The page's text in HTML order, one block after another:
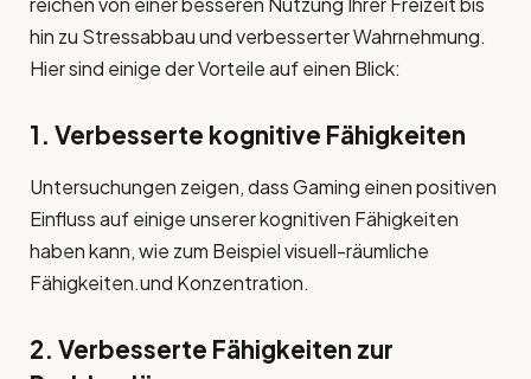
hin zu Stressabbau und verbesserter Wahrnehmung.
Hier sind einige der Vorteile auf einen Blick:
1. Verbesserte kognitive Fähigkeiten
Untersuchungen zeigen, dass Gaming einen positiven
Einfluss auf einige unserer kognitiven Fähigkeiten
haben kann, wie zum Beispiel visuell-räumliche
Fähigkeiten.und Konzentration.
2. Verbesserte Fähigkeiten zur